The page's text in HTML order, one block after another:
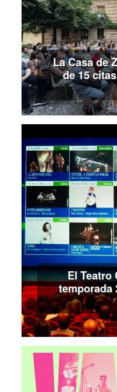
La Casa de
de 15
El Teatro
temporada